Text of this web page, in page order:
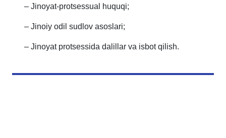
– Jinoyat-protsessual huquqi;
– Jinoiy odil sudlov asoslari;
– Jinoyat protsessida dalillar va isbot qilish.